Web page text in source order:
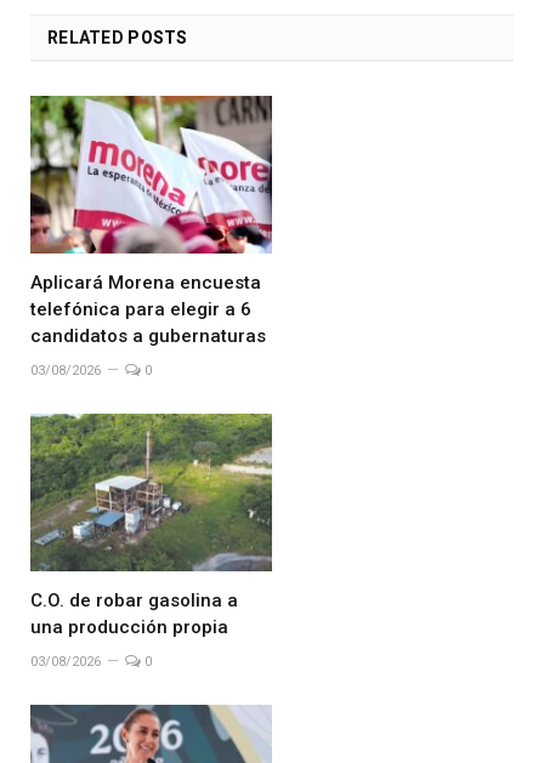
RELATED POSTS
Aplicará Morena encuesta
telefónica para elegir a 6
candidatos a gubernaturas
03/08/2026 0
C.O. de robar gasolina a
una producción propia
03/08/2026 0